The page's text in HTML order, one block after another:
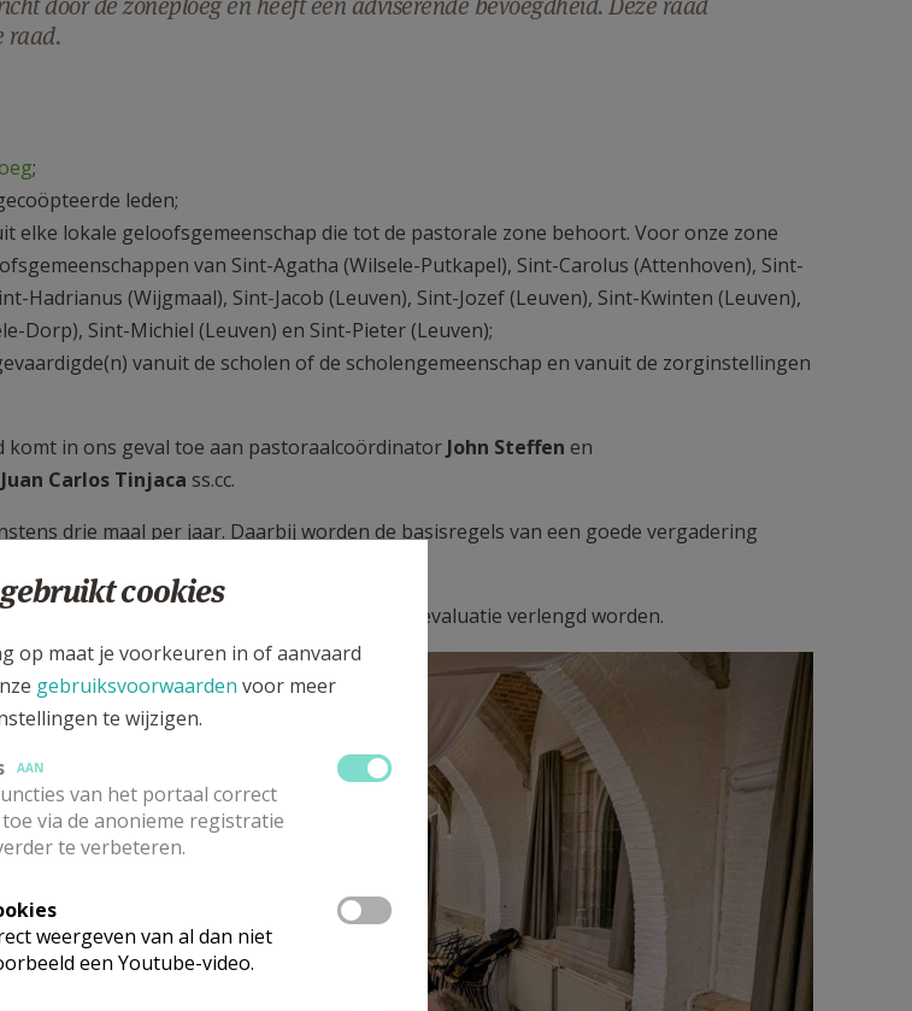
raad.
;
leden;
elke lokale geloofsgemeenschap die tot de pastorale zone behoort. Voor onze zone
van Sint-Agatha (Wilsele-Putkapel), Sint-Carolus (Attenhoven), Sint-
Hadrianus (Wijgmaal), Sint-Jacob (Leuven), Sint-Jozef (Leuven), Sint-Kwinten (Leuven),
Dorp), Sint-Michiel (Leuven) en Sint-Pieter (Leuven);
vanuit de scholen of de scholengemeenschap en vanuit de zorginstellingen
komt in ons geval toe aan pastoraalcoördinator John Steffen en
Carlos Tinjaca ss.cc.
drie maal per jaar. Daarbij worden de basisregels van een goede vergadering
duurt zes jaar en kan door de zoneploeg na evaluatie verlengd worden.
cookies
op maat je voorkeuren in of aanvaard
gebruiksvoorwaarden voor meer
te wijzigen.
AAN
van het portaal correct
via de anonieme registratie
te verbeteren.
weergeven van al dan niet
een Youtube-video.